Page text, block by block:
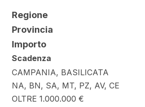
Regione
Provincia
Importo
Scadenza
CAMPANIA, BASILICATA
NA, BN, SA, MT, PZ, AV, CE
OLTRE 1.000.000 €